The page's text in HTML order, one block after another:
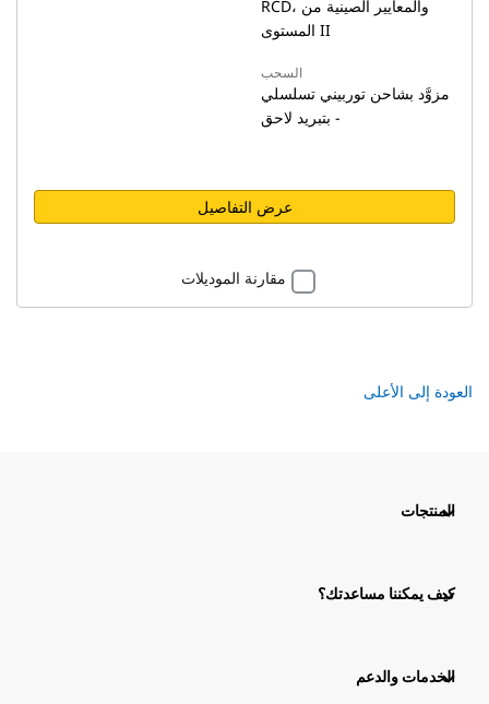
RCD، والمعايير الصينية من
المستوى II
السحب
مزوَّد بشاحن توربيني تسلسلي
- بتبريد لاحق
عرض التفاصيل
مقارنة الموديلات
العودة إلى الأعلى
المنتجات
كيف يمكننا مساعدتك؟
الخدمات والدعم